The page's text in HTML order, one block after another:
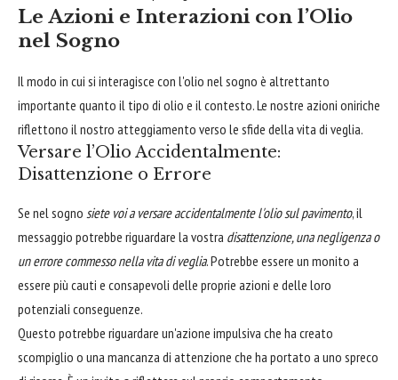
Le Azioni e Interazioni con l’Olio
nel Sogno
Il modo in cui si interagisce con l'olio nel sogno è altrettanto
importante quanto il tipo di olio e il contesto. Le nostre azioni oniriche
riflettono il nostro atteggiamento verso le sfide della vita di veglia.
Versare l’Olio Accidentalmente:
Disattenzione o Errore
Se nel sogno siete voi a versare accidentalmente l'olio sul pavimento, il
messaggio potrebbe riguardare la vostra disattenzione, una negligenza o
un errore commesso nella vita di veglia. Potrebbe essere un monito a
essere più cauti e consapevoli delle proprie azioni e delle loro
potenziali conseguenze.
Questo potrebbe riguardare un'azione impulsiva che ha creato
scompiglio o una mancanza di attenzione che ha portato a uno spreco